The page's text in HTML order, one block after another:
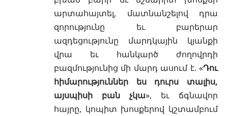
արտահայտել, մատնանշելով դրա
զորությունը եւ բարերար
ազդեցությունը մարդկային կյանքի
վրա եւ հանկարծ ժողովրդի
բազմությունից մի մարդ ասում է. «Դու
հիմարություններ ես դուրս տալիս,
այսպիսի բան չկա», եւ ճգնավոր
հայրը, կոպիտ խոսքերով կշտամբում